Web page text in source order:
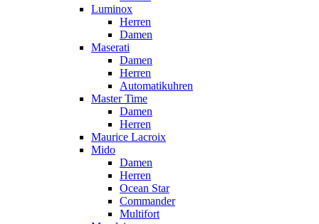
Luminox
Herren
Damen
Maserati
Damen
Herren
Automatikuhren
Master Time
Damen
Herren
Maurice Lacroix
Mido
Damen
Herren
Ocean Star
Commander
Multifort